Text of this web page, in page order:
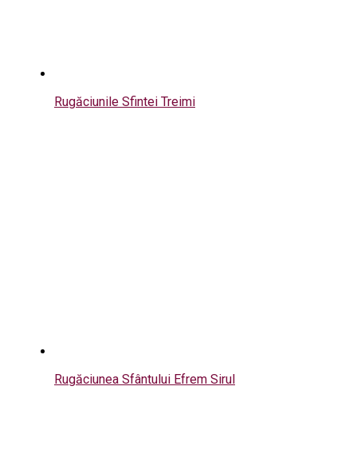
Rugăciunile Sfintei Treimi
Rugăciunea Sfântului Efrem Sirul